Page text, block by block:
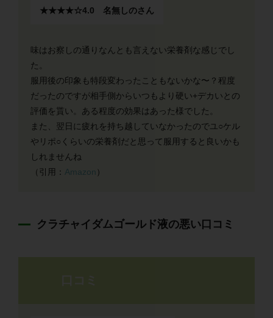
★★★★☆4.0 名無しのさん
味はお察しの通りなんとも言えない栄養剤な感じでし
た。
服用後の印象も特段変わったこともないかな〜？程度
だったのですが相手側からいつもより硬い+デカいとの
評価を貰い。ある程度の効果はあった様でした。
また、翌日に疲れを持ち越していなかったのでユ○ケル
やリポ○くらいの栄養剤だと思って服用すると良いかも
しれませんね
（引用： Amazon ）
クラチャイダムゴールド液の悪い口コミ